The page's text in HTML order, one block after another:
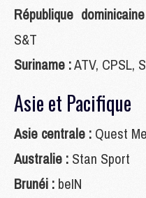
République
S&T
Suriname :ATV, CPSL,
Asie et Pacifique
Asie centrale : Quest
Australie : Stan Sport
Brunéi : beIN